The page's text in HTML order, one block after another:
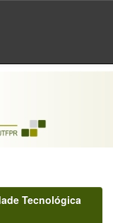
Tecnológica